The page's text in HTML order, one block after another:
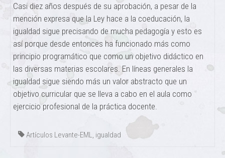
Casi diez años después de su aprobación, a pesar de la
mención expresa que la Ley hace a la coeducación, la
igualdad sigue precisando de mucha pedagogía y esto es
así porque desde entonces ha funcionado más como
principio programático que como un objetivo didáctico en
las diversas materias escolares. En líneas generales la
igualdad sigue siendo más un valor abstracto que un
objetivo curricular que se lleva a cabo en el aula como
ejercicio profesional de la práctica docente.
Artículos Levante-EML, igualdad